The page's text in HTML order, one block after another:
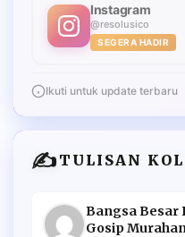
Instagram
@resolusico
SEGERA HADIR
Ikuti untuk update terbaru
✍️TULISAN
Bangsa Besar
Gosip